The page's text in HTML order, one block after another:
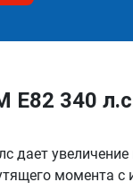
E82 340
дает
момента